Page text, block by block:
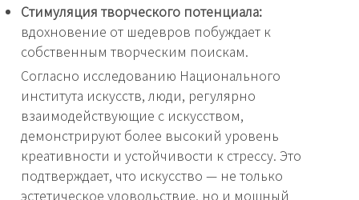
Стимуляция творческого потенциала:
вдохновение от шедевров побуждает к
собственным творческим поискам.
Согласно исследованию Национального
института искусств, люди, регулярно
взаимодействующие с искусством,
демонстрируют более высокий уровень
креативности и устойчивости к стрессу. Это
подтверждает, что искусство — не только
эстетическое удовольствие, но и мощный